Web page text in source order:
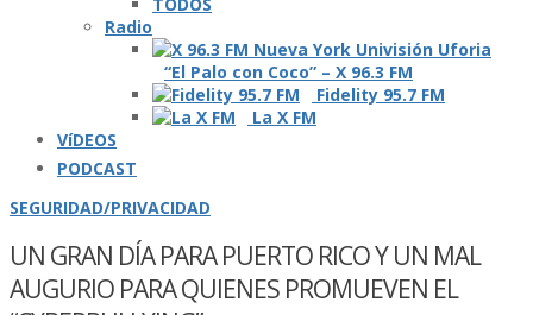
Radio
“El Palo con Coco” – X 96.3 FM
Fidelity 95.7 FM
La X FM
VíDEOS
PODCAST
SEGURIDAD/PRIVACIDAD
UN GRAN DÍ­A PARA PUERTO RICO Y UN MAL
AUGURIO PARA QUIENES PROMUEVEN EL